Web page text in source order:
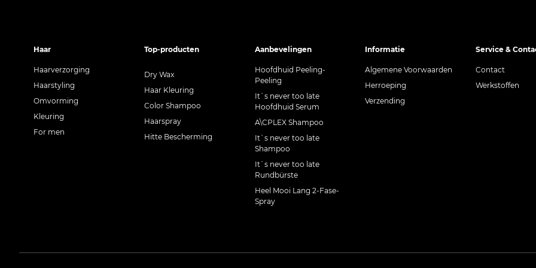
Haar
Haarverzorging
Haarstyling
Omvorming
Kleuring
For men
Top-producten
Dry Wax
Haar Kleuring
Color Shampoo
Haarspray
Hitte Bescherming
Aanbevelingen
Hoofdhuid Peeling-
Peeling
It`s never too late
Hoofdhuid Serum
A\CPLEX Shampoo
It`s never too late
Shampoo
It`s never too late
Rundbürste
Heel Mooi Lang 2-Fase-
Spray
Informatie
Algemene Voorwaarden
Herroeping
Verzending
Service &
Contact
Werkstoffen